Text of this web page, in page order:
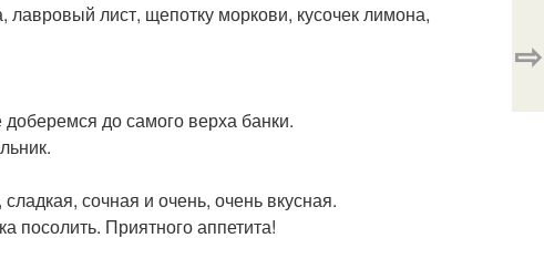
лист, щепотку моркови, кусочек лимона,
до самого верха банки.
сочная и очень, очень вкусная.
посолить. Приятного аппетита!
⇨